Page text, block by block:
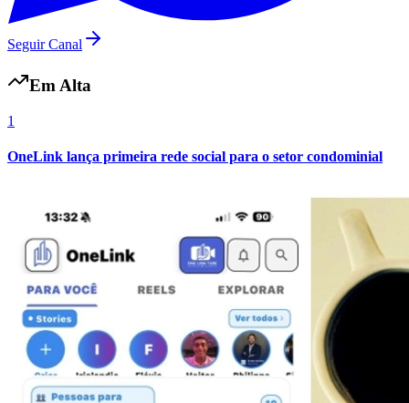
Seguir Canal
Em Alta
1
OneLink lança primeira rede social para o setor condominial